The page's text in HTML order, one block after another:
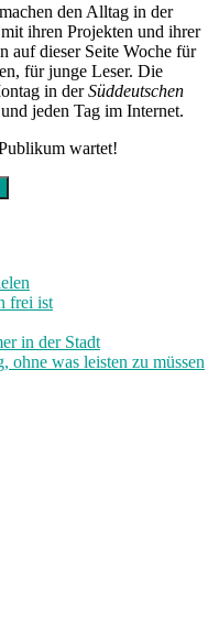
den Alltag in der
ihren Projekten und ihrer
auf dieser Seite Woche für
für junge Leser. Die
in derSüddeutschen
jeden Tag im Internet.
wartet!
frei ist
in der Stadt
ohne was leisten zu müssen